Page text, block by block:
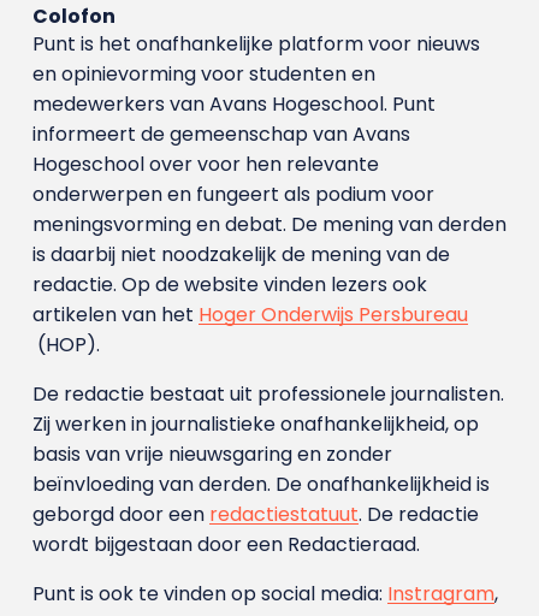
Colofon
Punt is het onafhankelijke platform voor nieuws
en opinievorming voor studenten en
medewerkers van Avans Hoge­school. Punt
informeert de gemeenschap van Avans
Hogeschool over voor hen relevante
onderwerpen en fungeert als podium voor
meningsvorming en debat. De mening van derden
is daarbij niet noodzakelijk de mening van de
redactie. Op de website vinden lezers ook
artikelen van het Hoger Onderwijs Persbureau
(HOP).
De redactie bestaat uit professionele journalisten.
Zij werken in journalistieke onafhankelijkheid, op
basis van vrije nieuwsgaring en zonder
beïnvloeding van derden. De onafhankelijkheid is
geborgd door een redactiestatuut. De redactie
wordt bijgestaan door een Redactieraad.
Punt is ook te vinden op social media: Instragram,